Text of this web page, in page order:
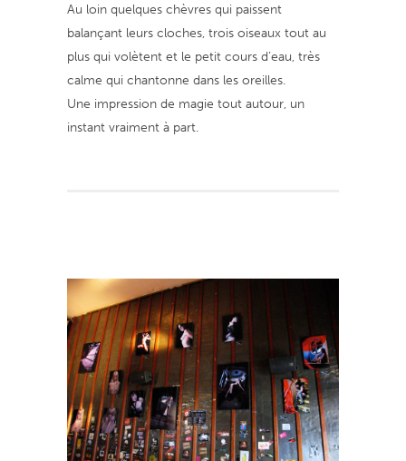
Au loin quelques chèvres qui paissent
balançant leurs cloches, trois oiseaux tout au
plus qui volètent et le petit cours d’eau, très
calme qui chantonne dans les oreilles.
Une impression de magie tout autour, un
instant vraiment à part.